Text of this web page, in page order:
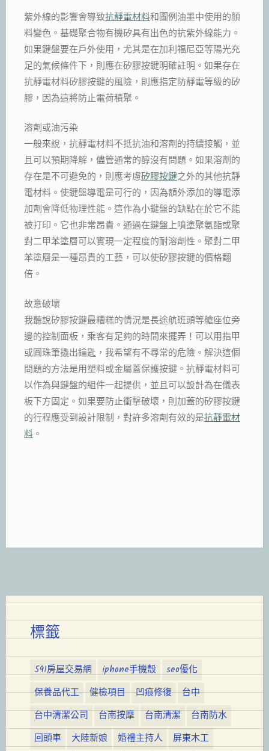
紫外線的影響會導致抗靜電材料和圖例油墨中使用的顏
料變色。基礎聚合物有機矽具有出色的抗紫外線能力。
如果鍵盤要在戶外使用，尤其是在加利福尼亞等陽光充
足的氣候條件下，則應在矽膠按鍵明確註明。如果存在
抗靜電材料矽膠按鍵的風險，則應指定防靜電等級的矽
膠，因為這將防止電荷積聚。
溶劑或油污染
一般來說，抗靜電材料不抵抗油和溶劑的持續接觸，並
且可以預期降解，儘管通常的醇沒有問題。如果溶劑的
存在是不可避免的，則應考慮矽膠按鍵之外的其他抗靜
電材料。使鍵盤導電是可行的，因為額外添加的導電添
加劑會降低物理性能。這作為小鍵盤的缺點在於它不能
被打印。它也非常昂貴。通過在鍵盤上噴塗聚氨酯或聚
對二甲苯塗層可以實現一定程度的耐溶劑性。聚對二甲
苯塗層是一種昂貴的工藝，可以使矽膠按鍵的價格翻
倍。
故意破壞
我聽說矽膠按鍵最糟糕的情況是長途航班頭等艙座位旁
邊的控制面板，乘客有足夠的時間來擺弄！可以用指甲
或圓珠筆撬出鑰匙，我希望有不尋常的危險。解決這個
問題的方法是用塑料或金屬蓋保護按鍵。抗靜電材料可
以作為與鍵盤的組件一起提供，並且可以設計為在儀表
板下方固定。如果要防止衝擊破壞，則加蓋的矽膠按鍵
的行程應受到設計限制，對許多溶劑有效的是抗靜電材
料 。
標籤
591房屋交易網 iphone手機殼
seo優化
保養品代工
健檢項目 凹痕修復
台中
台中清潔公司
台南按摩 台南清潔
台南防水
回頭車
大陸新娘 婚禮主持人
屏東木工